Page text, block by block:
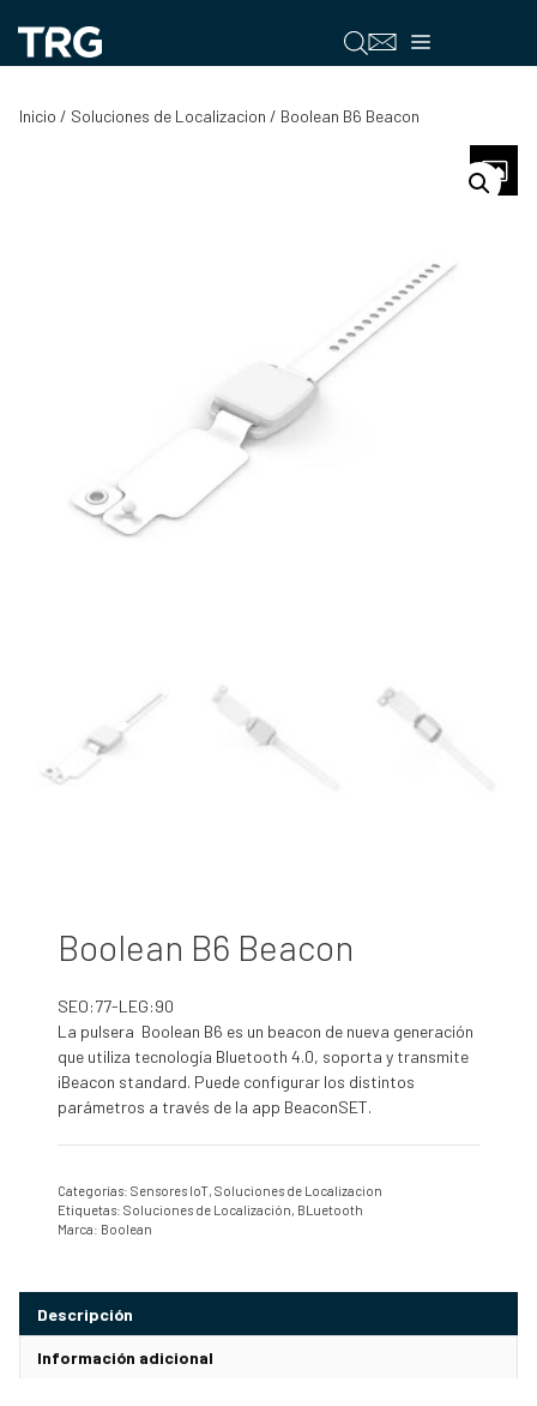
contenido
Menú
Inicio / Soluciones de Localizacion / Boolean B6 Beacon
Boolean B6 Beacon
SEO:77-LEG:90
La pulsera Boolean B6 es un beacon de nueva generación
que utiliza tecnología Bluetooth 4.0, soporta y transmite
iBeacon standard. Puede configurar los distintos
parámetros a través de la app BeaconSET.
Categorías: Sensores IoT, Soluciones de Localizacion
Etiquetas: Soluciones de Localización, BLuetooth
Marca: Boolean
Descripción
Información adicional